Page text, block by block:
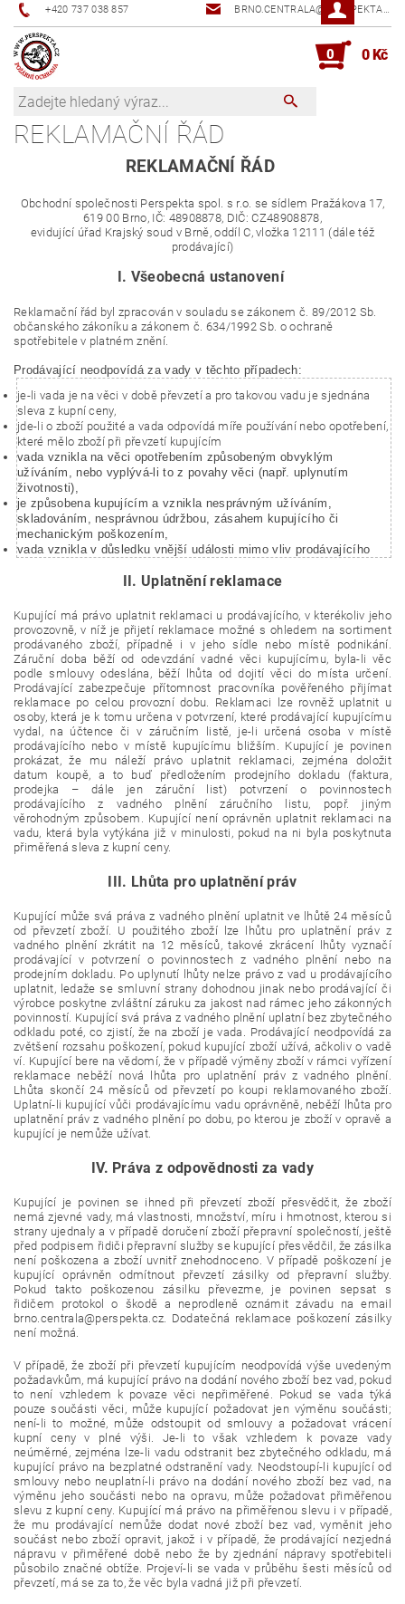
+420 737 038 857 BRNO.CENTRALA@PERSPEKTA.CZ
0 0 Kč
REKLAMAČNÍ ŘÁD
REKLAMAČNÍ ŘÁD
Obchodní společnosti Perspekta spol. s r.o. se sídlem Pražákova 17,
619 00 Brno, IČ: 48908878, DIČ: CZ48908878,
evidující úřad Krajský soud v Brně, oddíl C, vložka 12111 (dále též
prodávající)
I. Všeobecná ustanovení
Reklamační řád byl zpracován v souladu se zákonem č. 89/2012 Sb.
občanského zákoníku a zákonem č. 634/1992 Sb. o ochraně
spotřebitele v platném znění.
Prodávající neodpovídá za vady v těchto případech:
je-li vada je na věci v době převzetí a pro takovou vadu je sjednána
sleva z kupní ceny,
jde-li o zboží použité a vada odpovídá míře používání nebo opotřebení,
které mělo zboží při převzetí kupujícím
vada vznikla na věci opotřebením způsobeným obvyklým
užíváním, nebo vyplývá-li to z povahy věci (např. uplynutím
životnosti),
je způsobena kupujícím a vznikla nesprávným užíváním,
skladováním, nesprávnou údržbou, zásahem kupujícího či
mechanickým poškozením,
vada vznikla v důsledku vnější události mimo vliv prodávajícího
II. Uplatnění reklamace
Kupující má právo uplatnit reklamaci u prodávajícího, v kterékoliv jeho
provozovně, v níž je přijetí reklamace možné s ohledem na sortiment
prodávaného zboží, případně i v jeho sídle nebo místě podnikání.
Záruční doba běží od odevzdání vadné věci kupujícímu, byla-li věc
podle smlouvy odeslána, běží lhůta od dojití věci do místa určení.
Prodávající zabezpečuje přítomnost pracovníka pověřeného přijímat
reklamace po celou provozní dobu. Reklamaci lze rovněž uplatnit u
osoby, která je k tomu určena v potvrzení, které prodávající kupujícímu
vydal, na účtence či v záručním listě, je-li určená osoba v místě
prodávajícího nebo v místě kupujícímu bližším. Kupující je povinen
prokázat, že mu náleží právo uplatnit reklamaci, zejména doložit
datum koupě, a to buď předložením prodejního dokladu (faktura,
prodejka – dále jen záruční list) potvrzení o povinnostech
prodávajícího z vadného plnění záručního listu, popř. jiným
věrohodným způsobem. Kupující není oprávněn uplatnit reklamaci na
vadu, která byla vytýkána již v minulosti, pokud na ni byla poskytnuta
přiměřená sleva z kupní ceny.
III. Lhůta pro uplatnění práv
Kupující může svá práva z vadného plnění uplatnit ve lhůtě 24 měsíců
od převzetí zboží. U použitého zboží lze lhůtu pro uplatnění práv z
vadného plnění zkrátit na 12 měsíců, takové zkrácení lhůty vyznačí
prodávající v potvrzení o povinnostech z vadného plnění nebo na
prodejním dokladu. Po uplynutí lhůty nelze právo z vad u prodávajícího
uplatnit, ledaže se smluvní strany dohodnou jinak nebo prodávající či
výrobce poskytne zvláštní záruku za jakost nad rámec jeho zákonných
povinností. Kupující svá práva z vadného plnění uplatní bez zbytečného
odkladu poté, co zjistí, že na zboží je vada. Prodávající neodpovídá za
zvětšení rozsahu poškození, pokud kupující zboží užívá, ačkoliv o vadě
ví. Kupující bere na vědomí, že v případě výměny zboží v rámci vyřízení
reklamace neběží nová lhůta pro uplatnění práv z vadného plnění.
Lhůta skončí 24 měsíců od převzetí po koupi reklamovaného zboží.
Uplatní-li kupující vůči prodávajícímu vadu oprávněně, neběží lhůta pro
uplatnění práv z vadného plnění po dobu, po kterou je zboží v opravě a
kupující je nemůže užívat.
IV. Práva z odpovědnosti za vady
Kupující je povinen se ihned při převzetí zboží přesvědčit, že zboží
nemá zjevné vady, má vlastnosti, množství, míru i hmotnost, kterou si
strany ujednaly a v případě doručení zboží přepravní společností, ještě
před podpisem řidiči přepravní služby se kupující přesvědčil, že zásilka
není poškozena a zboží uvnitř znehodnoceno. V případě poškození je
kupující oprávněn odmítnout převzetí zásilky od přepravní služby.
Pokud takto poškozenou zásilku převezme, je povinen sepsat s
řidičem protokol o škodě a neprodleně oznámit závadu na email
brno.centrala@perspekta.cz. Dodatečná reklamace poškození zásilky
není možná.
V případě, že zboží při převzetí kupujícím neodpovídá výše uvedeným
požadavkům, má kupující právo na dodání nového zboží bez vad, pokud
to není vzhledem k povaze věci nepřiměřené. Pokud se vada týká
pouze součásti věci, může kupující požadovat jen výměnu součásti;
není-li to možné, může odstoupit od smlouvy a požadovat vrácení
kupní ceny v plné výši. Je-li to však vzhledem k povaze vady
neúměrné, zejména lze-li vadu odstranit bez zbytečného odkladu, má
kupující právo na bezplatné odstranění vady. Neodstoupí-li kupující od
smlouvy nebo neuplatní-li právo na dodání nového zboží bez vad, na
výměnu jeho součásti nebo na opravu, může požadovat přiměřenou
slevu z kupní ceny. Kupující má právo na přiměřenou slevu i v případě,
že mu prodávající nemůže dodat nové zboží bez vad, vyměnit jeho
součást nebo zboží opravit, jakož i v případě, že prodávající nezjedná
nápravu v přiměřené době nebo že by zjednání nápravy spotřebiteli
působilo značné obtíže. Projeví-li se vada v průběhu šesti měsíců od
převzetí, má se za to, že věc byla vadná již při převzetí.